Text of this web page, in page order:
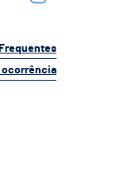
ocorrência